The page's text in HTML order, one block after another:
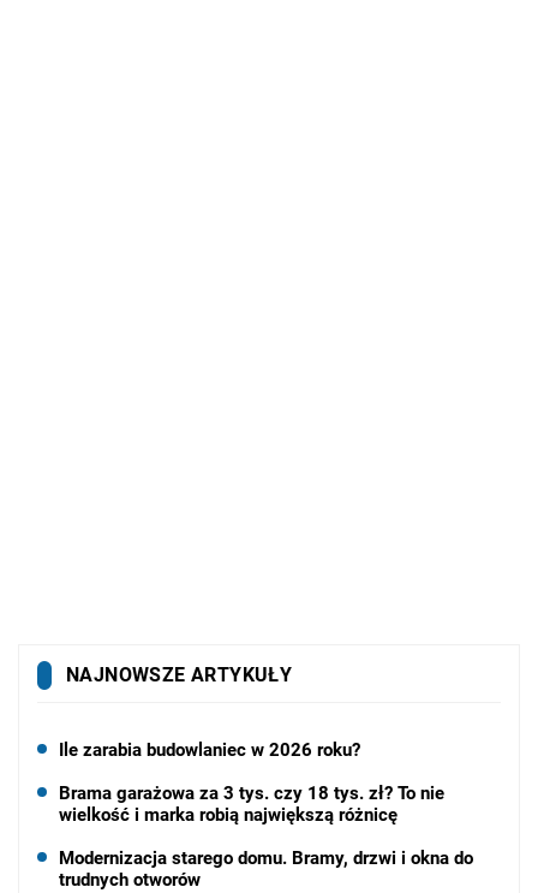
NAJNOWSZE ARTYKUŁY
Ile zarabia budowlaniec w 2026 roku?
Brama garażowa za 3 tys. czy 18 tys. zł? To nie
wielkość i marka robią największą różnicę
Modernizacja starego domu. Bramy, drzwi i okna do
trudnych otworów